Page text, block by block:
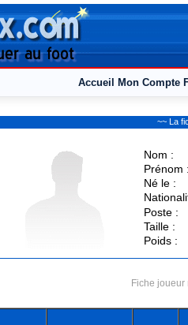
Accueil Mon Compte
~~ La
Nom :
Prénom
Né le :
Poste :
Taille :
Poids :
Fiche